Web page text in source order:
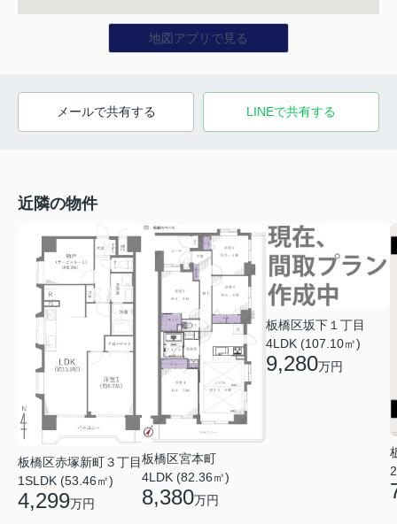
地図アプリで見る
メールで共有する LINEで共有する
近隣の物件
板橋区赤塚新町３丁目
1SLDK (53.46㎡)
4,299万円
板橋区宮本町
4LDK (82.36㎡)
8,380万円
板橋区坂下１丁目
4LDK (107.10㎡)
9,280万円